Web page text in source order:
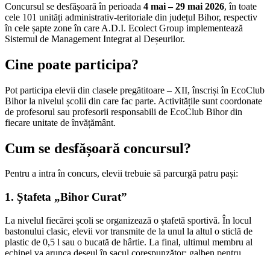
Concursul se desfășoară în perioada 4 mai – 29 mai 2026, în toate
cele 101 unități administrativ-teritoriale din județul Bihor, respectiv
în cele șapte zone în care A.D.I. Ecolect Group implementează
Sistemul de Management Integrat al Deșeurilor.
Cine poate participa?
Pot participa elevii din clasele pregătitoare – XII, înscriși în EcoClub
Bihor la nivelul școlii din care fac parte. Activitățile sunt coordonate
de profesorul sau profesorii responsabili de EcoClub Bihor din
fiecare unitate de învățământ.
Cum se desfășoară concursul?
Pentru a intra în concurs, elevii trebuie să parcurgă patru pași:
1. Ștafeta „Bihor Curat”
La nivelul fiecărei școli se organizează o ștafetă sportivă. În locul
bastonului clasic, elevii vor transmite de la unul la altul o sticlă de
plastic de 0,5 l sau o bucată de hârtie. La final, ultimul membru al
echipei va arunca deșeul în sacul corespunzător: galben pentru